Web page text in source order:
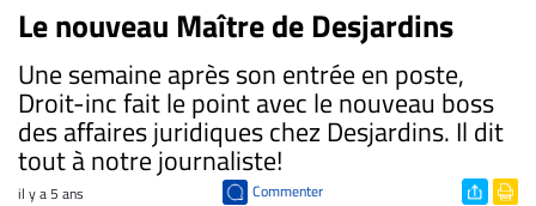
Le nouveau Maître de Desjardins
Une semaine après son entrée en poste,
Droit-inc fait le point avec le nouveau boss
des affaires juridiques chez Desjardins. Il dit
tout à notre journaliste!
il y a 5 ans Commenter